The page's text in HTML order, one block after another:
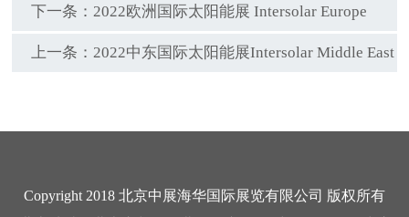
下一条：2022欧洲国际太阳能展 Intersolar Europe
上一条：2022中东国际太阳能展Intersolar Middle East
Copyright 2018 北京中展海华国际展览有限公司 版权所有